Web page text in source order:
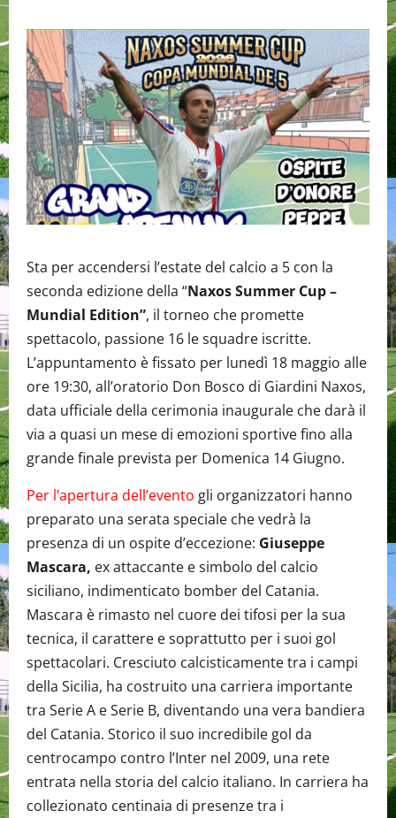
Sta per accendersi l’estate del calcio a 5 con la
seconda edizione della “Naxos Summer Cup –
Mundial Edition”, il torneo che promette
spettacolo, passione 16 le squadre iscritte.
L’appuntamento è fissato per lunedì 18 maggio alle
ore 19:30, all’oratorio Don Bosco di Giardini Naxos,
data ufficiale della cerimonia inaugurale che darà il
via a quasi un mese di emozioni sportive fino alla
grande finale prevista per Domenica 14 Giugno.
Per l’apertura dell’evento gli organizzatori hanno
preparato una serata speciale che vedrà la
presenza di un ospite d’eccezione: Giuseppe
Mascara, ex attaccante e simbolo del calcio
siciliano, indimenticato bomber del Catania.
Mascara è rimasto nel cuore dei tifosi per la sua
tecnica, il carattere e soprattutto per i suoi gol
spettacolari. Cresciuto calcisticamente tra i campi
della Sicilia, ha costruito una carriera importante
tra Serie A e Serie B, diventando una vera bandiera
del Catania. Storico il suo incredibile gol da
centrocampo contro l’Inter nel 2009, una rete
entrata nella storia del calcio italiano. In carriera ha
collezionato centinaia di presenze tra i